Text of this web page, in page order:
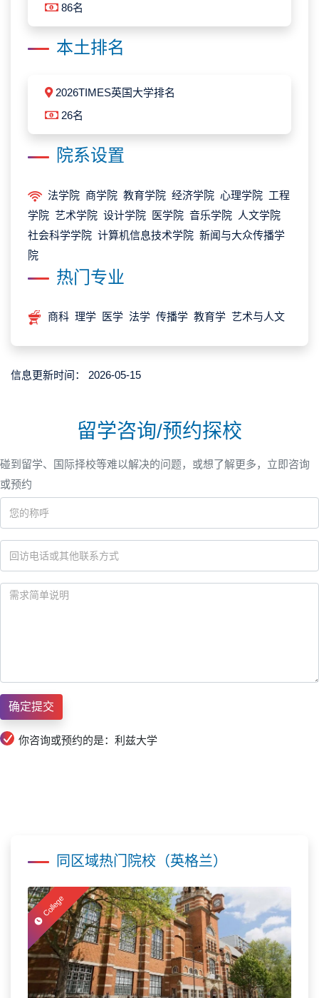
86名
本土排名
2026TIMES英国大学排名
26名
院系设置
法学院 商学院 教育学院 经济学院 心理学院 工程
学院 艺术学院 设计学院 医学院 音乐学院 人文学院
社会科学学院 计算机信息技术学院 新闻与大众传播学
院
热门专业
商科 理学 医学 法学 传播学 教育学 艺术与人文
信息更新时间： 2026-05-15
留学咨询/预约探校
碰到留学、国际择校等难以解决的问题，或想了解更多，立即咨询
或预约
你咨询或预约的是：利兹大学
同区域热门院校（英格兰）
College